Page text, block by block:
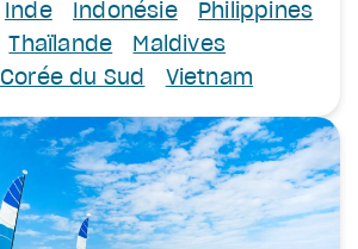
Inde Indonésie
Philippines
Thaïlande
Maldives
Corée du Sud Vietnam